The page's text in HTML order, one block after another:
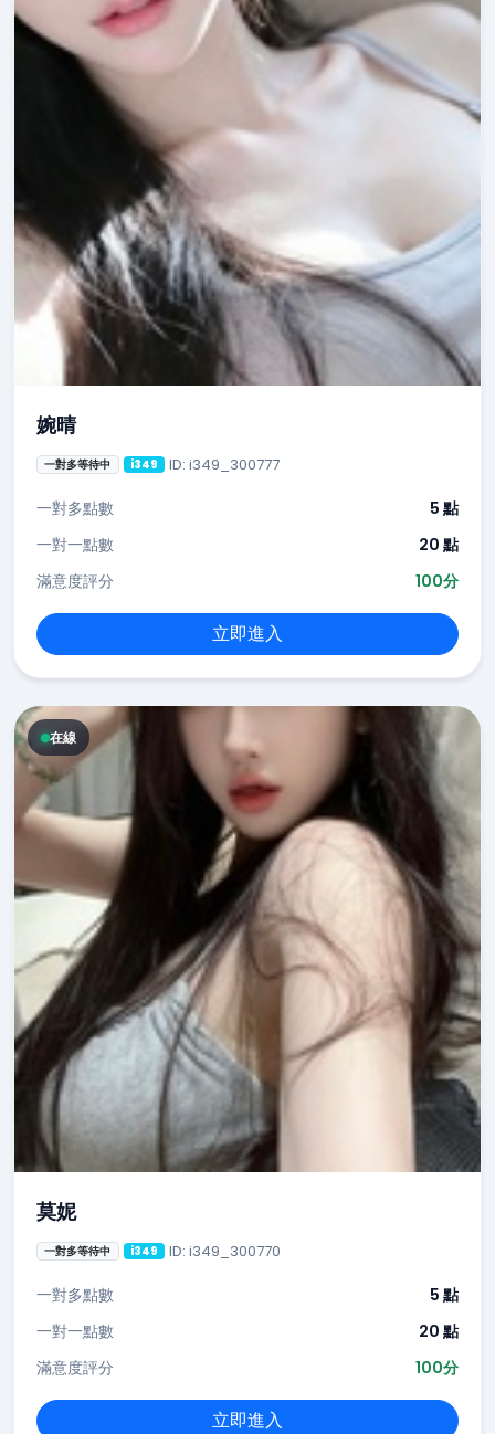
婉晴
一對多等待中 i349 ID: i349_300777
一對多點數
5 點
一對一點數
20 點
滿意度評分
100分
立即進入
在線
莫妮
一對多等待中 i349 ID: i349_300770
一對多點數
5 點
一對一點數
20 點
滿意度評分
100分
立即進入